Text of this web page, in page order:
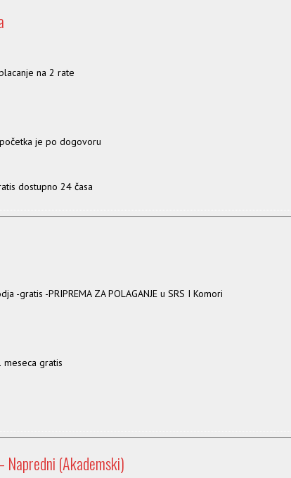
na 2 rate
je po dogovoru
dostupno 24 časa
-gratis -PRIPREMA ZA POLAGANJE u SRS I Komori
meseca gratis
Napredni (Akademski)